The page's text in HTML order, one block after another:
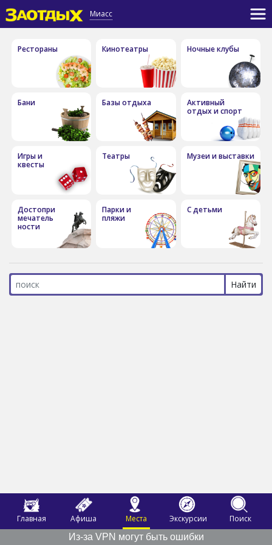
Миасс
Главная Афиша Места Экскурсии
Поиск
Из-за VPN могут быть ошибки
Рестораны Кинотеатры Ночные клубы
Бани Базы отдыха
Активный
отдых и спорт
Игры и
квесты
Театры Музеи и выставки
Достопри
мечатель
ности
Парки и
пляжи
С детьми